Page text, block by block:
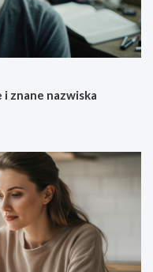
znane nazwiska